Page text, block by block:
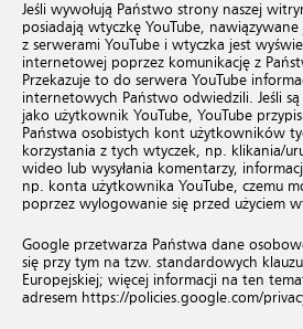
Jeśli wywołują Państwo strony naszej
posiadają wtyczkę YouTube, nawiązywane
z serwerami YouTube i wtyczka jest
internetowej poprzez komunikację z
Przekazuje to do serwera YouTube
internetowych Państwo odwiedzili. Jeśli
jako użytkownik YouTube, YouTube
Państwa osobistych kont użytkowników
korzystania z tych wtyczek, np. klikania/
wideo lub wysyłania komentarzy,
np. konta użytkownika YouTube, czemu
poprzez wylogowanie się przed użyciem
Google przetwarza Państwa dane
się przy tym na tzw. standardowych
Europejskiej; więcej informacji na ten
adresem https://policies.google.com/